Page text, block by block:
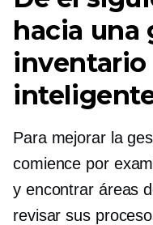
hacia una
inventario
Para mejorar la
comience por
y encontrar áreas
revisar sus